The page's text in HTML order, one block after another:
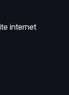
internet